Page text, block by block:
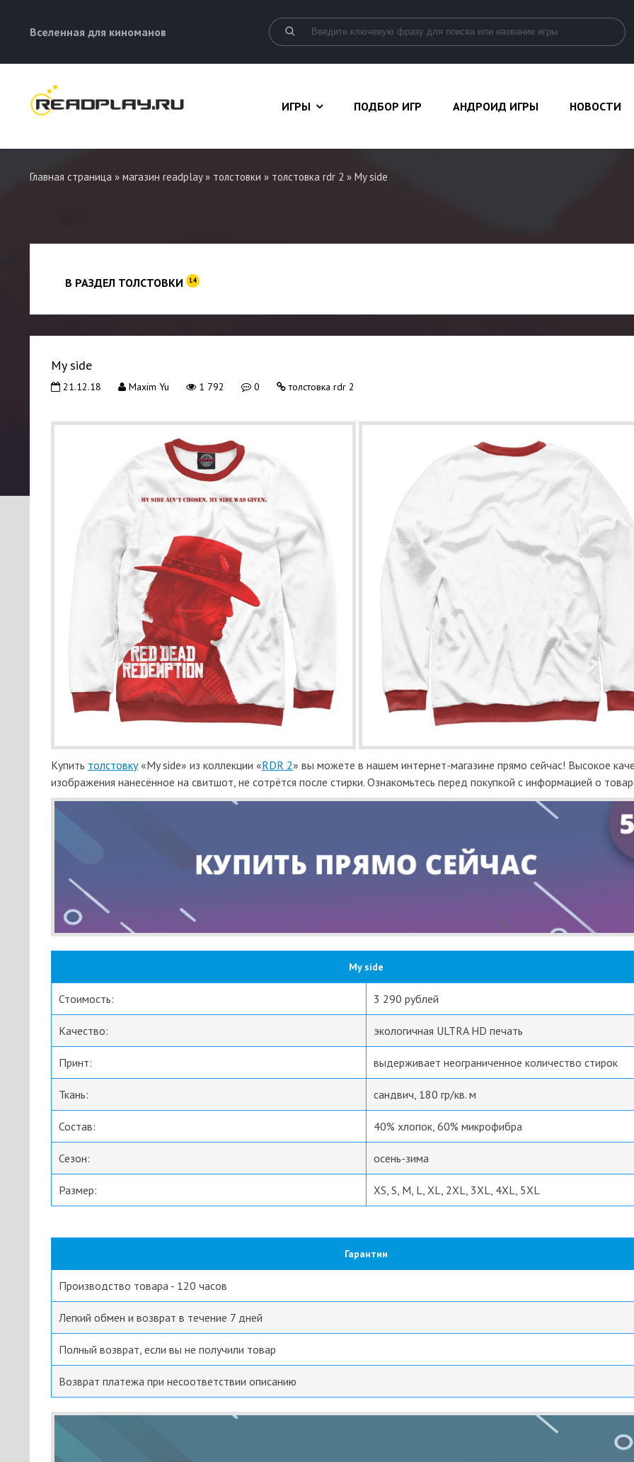
Вселенная для киноманов
ИГРЫ ПОДБОР ИГР АНДРОИД ИГРЫ НОВОСТИ
Главная страница » магазин readplay» толстовки » толстовка rdr 2 » My side
В РАЗДЕЛ ТОЛСТОВКИ 14
My side
21.12.18 Maxim Yu 1 792 0 толстовка rdr 2
Купить толстовку«My side» из коллекции «RDR 2» вы можете в нашем интернет-магазине прямо сейчас! Высокое
изображения нанесённое на свитшот, не сотрётся после стирки. Ознакомьтесь перед покупкой с информацией о
My side
Стоимость: 3 290 рублей
Качество: экологичная ULTRA HD печать
Принт: выдерживает неограниченное количество стирок
Ткань: cандвич, 180 гр/кв. м
Состав: 40% хлопок, 60% микрофибра
Сезон: осень-зима
Размер: XS, S, M, L, XL, 2XL, 3XL, 4XL, 5XL
Гарантии
Производство товара - 120 часов
Легкий обмен и возврат в течение 7 дней
Полный возврат, если вы не получили товар
Возврат платежа при несоответствии описанию